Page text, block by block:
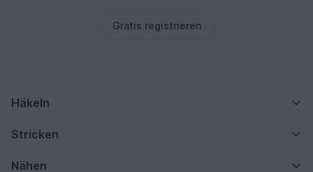
Gratis registrieren
Häkeln
Stricken
Nähen